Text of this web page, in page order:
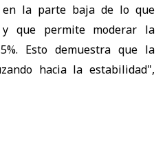
en la parte baja de lo que
y que permite moderar la
Esto demuestra que la
hacia la estabilidad",